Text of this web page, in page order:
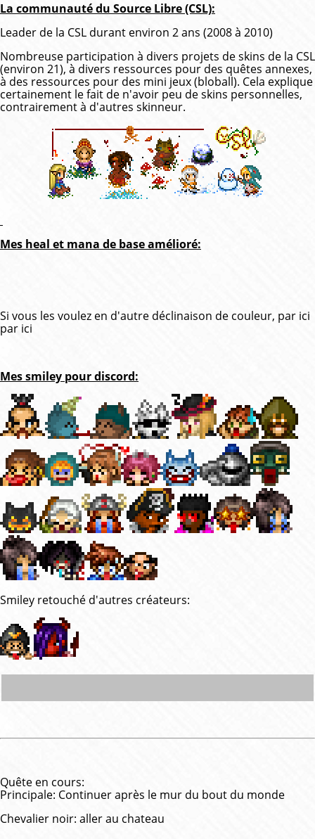
La communauté du Source Libre (CSL):
Leader de la CSL durant environ 2 ans (2008 à 2010)
Nombreuse participation à divers projets de skins de la CSL
(environ 21), à divers ressources pour des quêtes annexes,
à des ressources pour des mini jeux (bloball). Cela explique
certainement le fait de n'avoir peu de skins personnelles,
contrairement à d'autres skinneur.
Mes heal et mana de base amélioré:
Si vous les voulez en d'autre déclinaison de couleur, par ici
par ici
Mes smiley pour discord:
Smiley retouché d'autres créateurs:
Quête en cours:
Principale: Continuer après le mur du bout du monde
Chevalier noir: aller au chateau